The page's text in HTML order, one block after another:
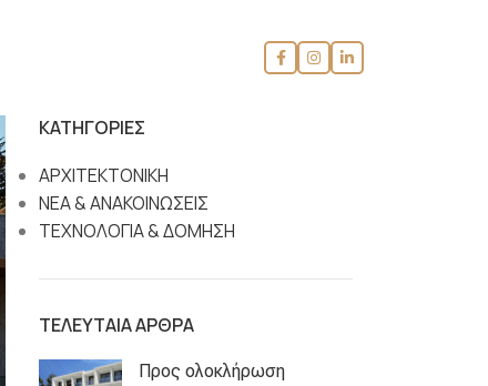
KΑΤΗΓΟΡΊΕΣ
ΑΡΧΙΤΕΚΤΟΝΙΚΗ
ΝΕΑ & ΑΝΑΚΟΙΝΩΣΕΙΣ
ΤΕΧΝΟΛΟΓΙΑ & ΔΟΜΗΣΗ
ΤΕΛΕΥΤΑΙΑ ΑΡΘΡΑ
Προς ολοκλήρωση